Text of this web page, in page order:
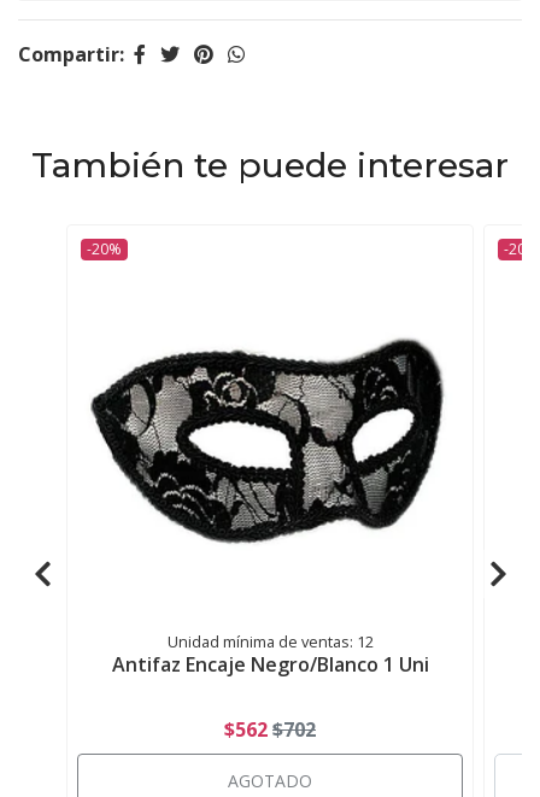
Compartir:
También te puede interesar
-20%
Unidad mínima de ventas: 12
Antifaz Encaje Negro/Blanco 1 Uni
$562$702
AGOTADO
-20%